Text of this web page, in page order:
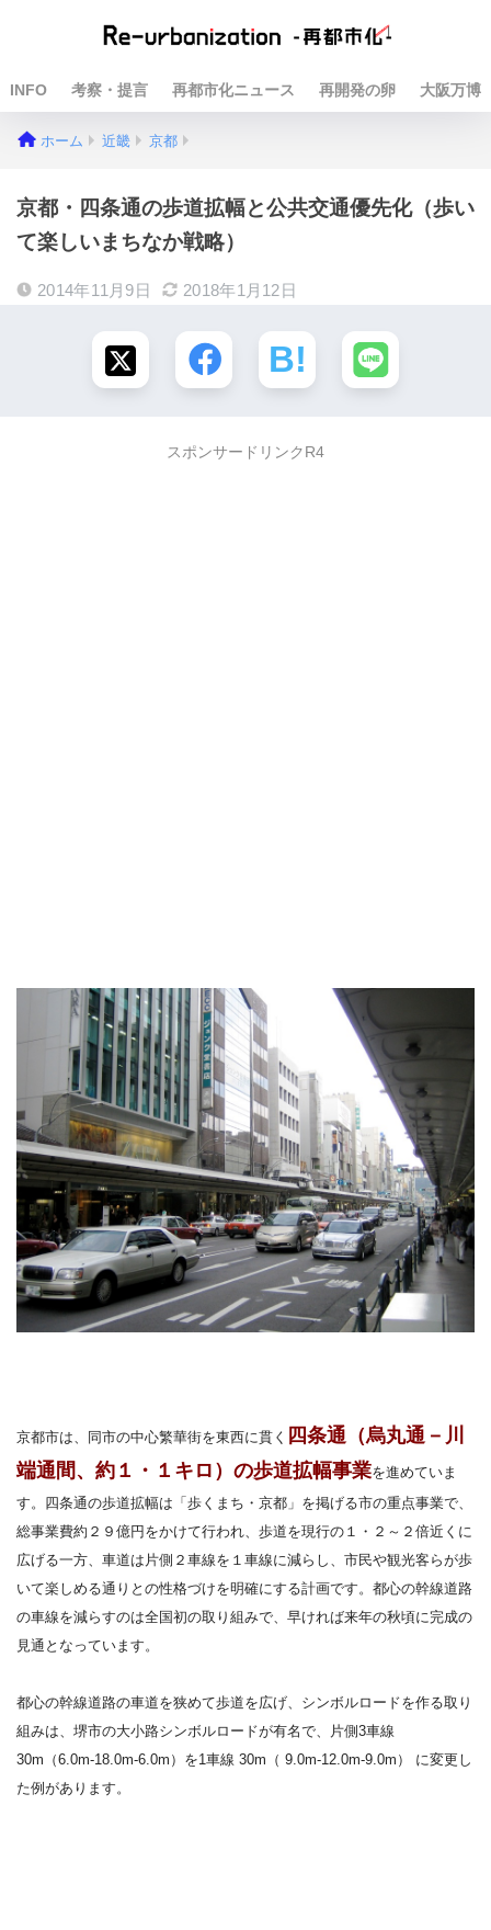
INFO 考察・提言 再都市化ニュース 再開発の卵 大阪万博
ホーム 近畿 京都
京都・四条通の歩道拡幅と公共交通優先化（歩い
て楽しいまちなか戦略）
2014年11月9日 2018年1月12日
スポンサードリンクR4
京都市は、同市の中心繁華街を東西に貫く 四条通（烏丸通－川
端通間、約１・１キロ）の歩道拡幅事業を進めていま
す。四条通の歩道拡幅は「歩くまち・京都」を掲げる市の重点事業で、
総事業費約２９億円をかけて行われ、歩道を現行の１・２～２倍近くに
広げる一方、車道は片側２車線を１車線に減らし、市民や観光客らが歩
いて楽しめる通りとの性格づけを明確にする計画です。都心の幹線道路
の車線を減らすのは全国初の取り組みで、早ければ来年の秋頃に完成の
見通となっています。
都心の幹線道路の車道を狭めて歩道を広げ、シンボルロードを作る取り
組みは、堺市の大小路シンボルロードが有名で、片側3車線
30m（6.0m-18.0m-6.0m）を1車線 30m（ 9.0m-12.0m-9.0m） に変更し
た例があります。